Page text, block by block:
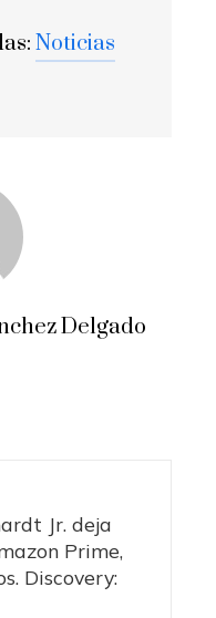
Noticias
Delgado
Jr. deja
Prime,
Discovery: